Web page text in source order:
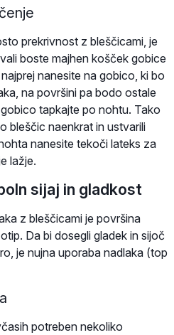
prekrivnost z bleščicami, je
boste majhen košček gobice
nanesite na gobico, ki bo
na površini pa bodo ostale
tapkajte po nohtu. Tako
bleščic naenkrat in ustvarili
nanesite tekoči lateks za
lažje.
sijaj in gladkost
z bleščicami je površina
Da bi dosegli gladek in sijoč
je nujna uporaba nadlaka (top
potreben nekoliko